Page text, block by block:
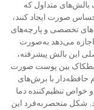
متداول که
صورت ایجاد کنند،
تخصصی و پارچه‌های
می‌دهد به‌صورت
این بالش پیشرفته،
بین پوست صورت
با برش‌های
خواص تنظیم‌کننده دما
شکل منحصربه‌فرد این